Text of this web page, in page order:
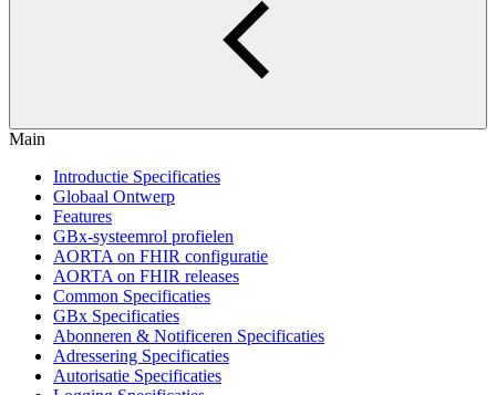
Main
Introductie Specificaties
Globaal Ontwerp
Features
GBx-systeemrol profielen
AORTA on FHIR configuratie
AORTA on FHIR releases
Common Specificaties
GBx Specificaties
Abonneren & Notificeren Specificaties
Adressering Specificaties
Autorisatie Specificaties